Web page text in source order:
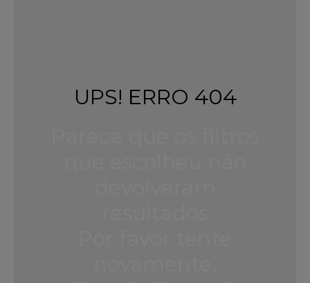
UPS! ERRO 404